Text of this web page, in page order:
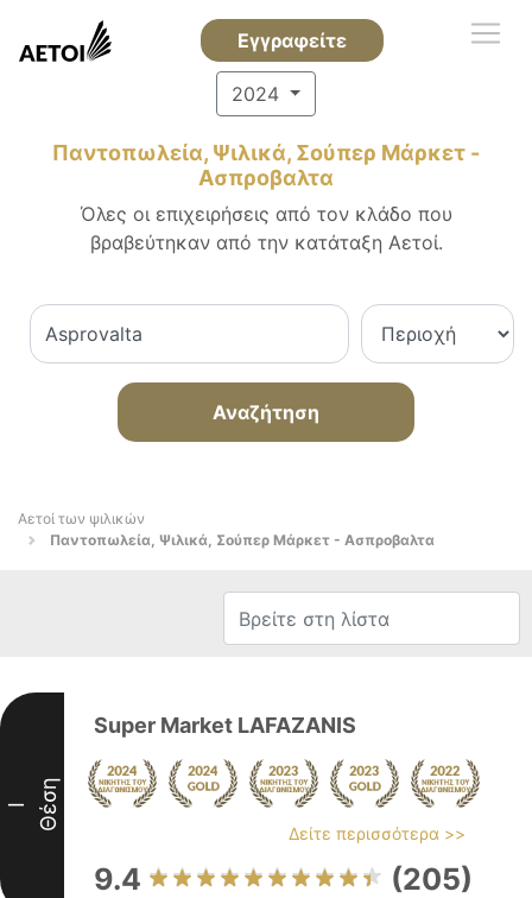
Εγγραφείτε
2024
Παντοπωλεία, Ψιλικά, Σούπερ Μάρκετ -
Ασπροβαλτα
Όλες οι επιχειρήσεις από τον κλάδο που
βραβεύτηκαν από την κατάταξη Αετοί.
Αναζήτηση
Αετοί των ψιλικών
Παντοπωλεία, Ψιλικά, Σούπερ Μάρκετ - Ασπροβαλτα
I Θέση
Super Market LAFAZANIS
Δείτε περισσότερα >>
9.4 (205)